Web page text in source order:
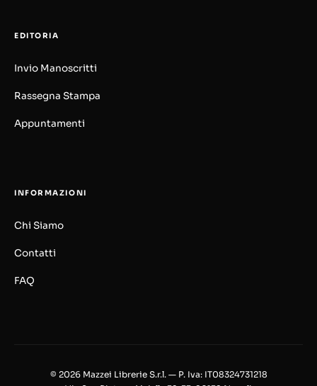
EDITORIA
Invio Manoscritti
Rassegna Stampa
Appuntamenti
INFORMAZIONI
Chi Siamo
Contatti
FAQ
© 2026 Mazzei Librerie S.r.l. — P. Iva: IT08324731218